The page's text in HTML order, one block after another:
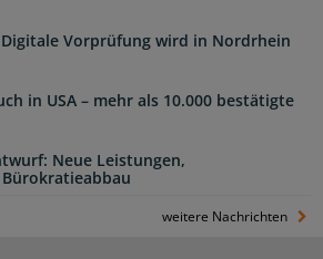
Vorprüfung wird in Nordrhein
in USA – mehr als 10.000 bestätigte
Neue Leistungen,
weitere Nachrichten